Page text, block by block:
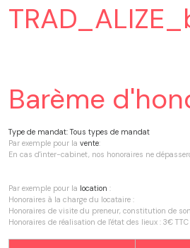
Barème
Type de mandat:Tous types de mandat
Par exemple pour la vente:
En cas d'inter-cabinet, nos honoraires ne
Par exemple pour la location :
Honoraires à la charge du locataire :
Honoraires de visite du preneur, constitution de
Honoraires de réalisation de l'état des lieux : 3€